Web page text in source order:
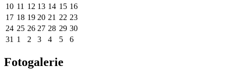
10 11 12 13 14 15 16
17 18 19 20 21 22 23
24 25 26 27 28 29 30
31 1 2 3 4 5 6
Fotogalerie